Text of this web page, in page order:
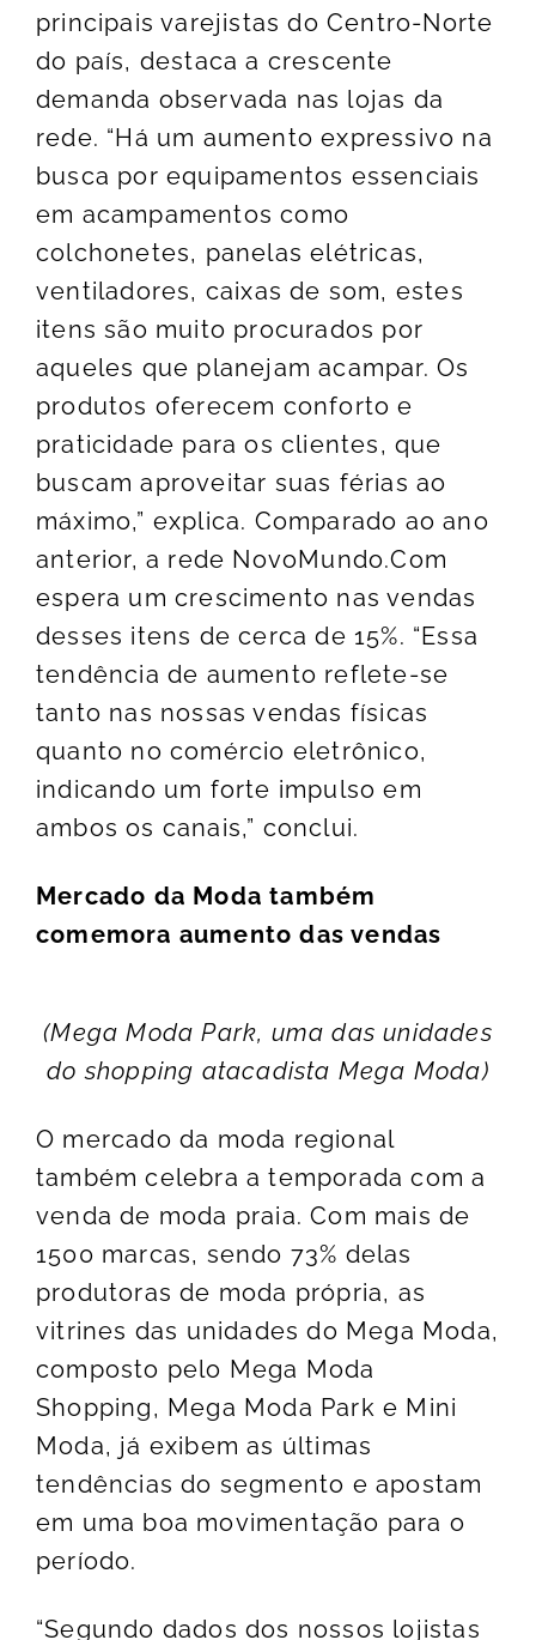
principais varejistas do Centro-Norte
do país, destaca a crescente
demanda observada nas lojas da
rede. “Há um aumento expressivo na
busca por equipamentos essenciais
em acampamentos como
colchonetes, panelas elétricas,
ventiladores, caixas de som, estes
itens são muito procurados por
aqueles que planejam acampar. Os
produtos oferecem conforto e
praticidade para os clientes, que
buscam aproveitar suas férias ao
máximo,” explica. Comparado ao ano
anterior, a rede NovoMundo.Com
espera um crescimento nas vendas
desses itens de cerca de 15%. “Essa
tendência de aumento reflete-se
tanto nas nossas vendas físicas
quanto no comércio eletrônico,
indicando um forte impulso em
ambos os canais,” conclui.
Mercado da Moda também
comemora aumento das vendas
(Mega Moda Park, uma das unidades
do shopping atacadista Mega Moda)
O mercado da moda regional
também celebra a temporada com a
venda de moda praia. Com mais de
1500 marcas, sendo 73% delas
produtoras de moda própria, as
vitrines das unidades do Mega Moda,
composto pelo Mega Moda
Shopping, Mega Moda Park e Mini
Moda, já exibem as últimas
tendências do segmento e apostam
em uma boa movimentação para o
período.
“Segundo dados dos nossos lojistas